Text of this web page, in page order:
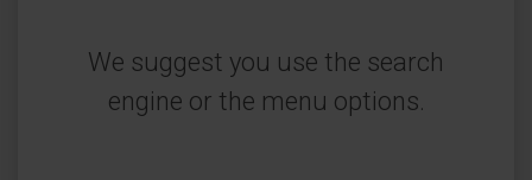
We suggest you use the search
engine or the menu options.